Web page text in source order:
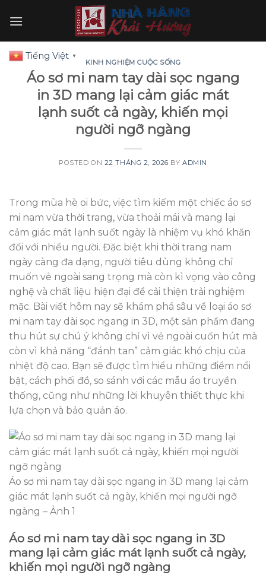
KINH NGHIỆM CUỘC SỐNG
Áo sơ mi nam tay dài sọc ngang
in 3D mang lại cảm giác mát
lạnh suốt cả ngày, khiến mọi
người ngỡ ngàng
POSTED ON 22 THÁNG 2, 2026 BY ADMIN
Trong mùa hè oi bức, việc tìm kiếm một chiếc áo sơ
mi nam vừa thời trang, vừa thoải mái và mang lại
cảm giác mát lạnh suốt ngày là nhiệm vụ khó khăn
đối với nhiều người. Đặc biệt khi thời trang nam
ngày càng đa dạng, người tiêu dùng không chỉ
muốn vẻ ngoài sang trọng mà còn kì vọng vào công
nghệ và chất liệu hiện đại để cải thiện trải nghiệm
mặc. Bài viết hôm nay sẽ khám phá sâu về loại áo sơ
mi nam tay dài sọc ngang in 3D, một sản phẩm đang
thu hút sự chú ý không chỉ vì vẻ ngoài cuốn hút mà
còn vì khả năng “đánh tan” cảm giác khó chịu của
nhiệt độ cao. Bạn sẽ được tìm hiểu những điểm nổi
bật, cách phối đồ, so sánh với các mẫu áo truyền
thống, cũng như những lời khuyên thiết thực khi
lựa chọn và bảo quản áo.
Áo sơ mi nam tay dài sọc ngang in 3D mang lại cảm
giác mát lạnh suốt cả ngày, khiến mọi người ngỡ
ngàng – Ảnh 1
Áo sơ mi nam tay dài sọc ngang in 3D
mang lại cảm giác mát lạnh suốt cả ngày,
khiến mọi người ngỡ ngàng
Tiếng Việt ▼